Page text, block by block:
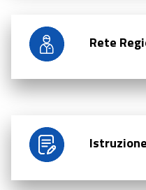
Rete
Istruzione